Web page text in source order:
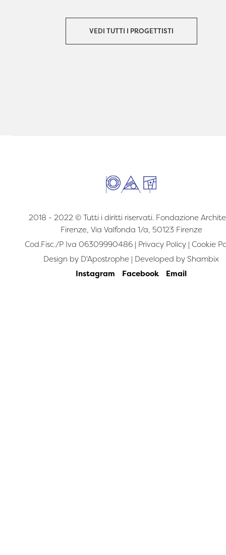
VEDI TUTTI I PROGETTISTI
2018 - 2022 © Tutti i diritti riservati. Fondazione
Firenze, Via Valfonda 1/a, 50123 Firenze
Cod.Fisc./P Iva 06309990486 | Privacy Policy| Cookie
Design by D'Apostrophe | Developed by Shambix
Instagram
Facebook Email